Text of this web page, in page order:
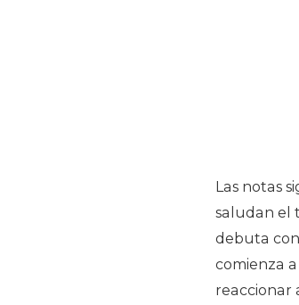
Las notas
saludan el
debuta
comienza
reaccionar